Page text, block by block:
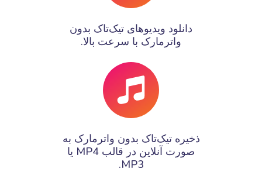
دانلود ویدیوهای تیک‌تاک بدون
واترمارک با سرعت بالا.
ذخیره تیک‌تاک بدون واترمارک به
صورت آنلاین در قالب MP4 یا
MP3.